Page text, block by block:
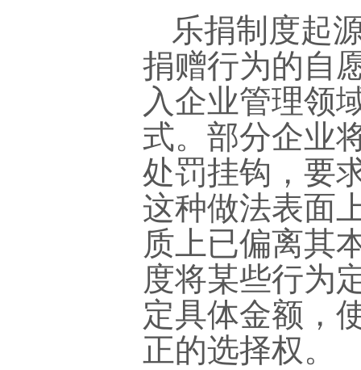
乐捐制度起
捐赠行为的自
入企业管理领
式。部分企业
处罚挂钩，要
这种做法表面
质上已偏离其
度将某些行为
定具体金额，
正的选择权。